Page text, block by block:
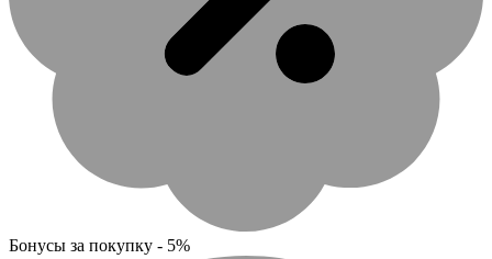
Бонусы за покупку - 5%